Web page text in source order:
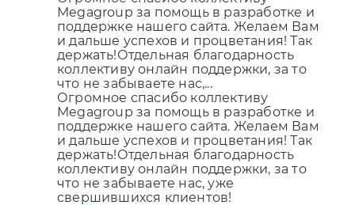
Megagroup за помощь в разработке и
поддержке нашего сайта. Желаем Вам
и дальше успехов и процветания! Так
держать!Отдельная благодарность
коллективу онлайн поддержки, за то
что не забываете нас,...
Огромное спасибо коллективу
Megagroup за помощь в разработке и
поддержке нашего сайта. Желаем Вам
и дальше успехов и процветания! Так
держать!Отдельная благодарность
коллективу онлайн поддержки, за то
что не забываете нас, уже
свершившихся клиентов!